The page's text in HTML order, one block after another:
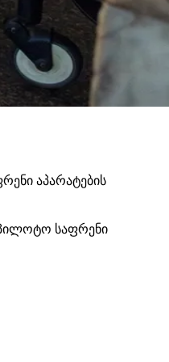
აპარატების
საფრენი